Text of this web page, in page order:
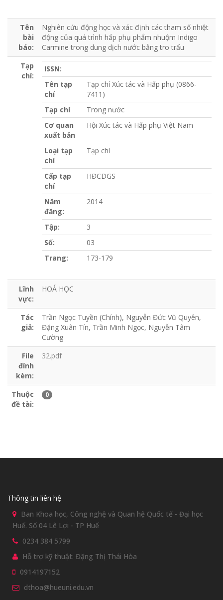
Tên
bài
báo:
Nghiên cứu động học và xác định các tham số nhiệt
động của quá trình hấp phụ phẩm nhuộm Indigo
Carmine trong dung dịch nước bằng tro trấu
Tạp
chí:
ISSN:
Tên tạp
chí
Tạp chí Xúc tác và Hấp phụ (0866-
7411)
Tạp chí
Trong nước
Cơ quan
xuất bản
Hội Xúc tác và Hấp phụ Việt Nam
Loại tạp
chí
Tạp chí
Cấp tạp
chí
HĐCDGS
Năm
đăng:
2014
Tập:
3
Số:
03
Trang:
173-179
Lĩnh
vực:
HOÁ HỌC
Tác
giả:
Trần Ngọc Tuyền (Chính), Nguyễn Đức Vũ Quyên,
Đặng Xuân Tín, Trần Minh Ngọc, Nguyễn Tâm
Cường
File
đính
kèm:
32.pdf
Thuộc
đề tài:
0
Thông tin liên hệ
Ban Khoa học, Công nghệ và Quan hệ Quốc tế - Đại học
Huế. Số 04 Lê Lợi - TP Huế
0234 384 5799
Hỗ trợ kỹ thuật: Đặng Thị Thái Hòa
0914197152
dthoa@hueuni.edu.vn